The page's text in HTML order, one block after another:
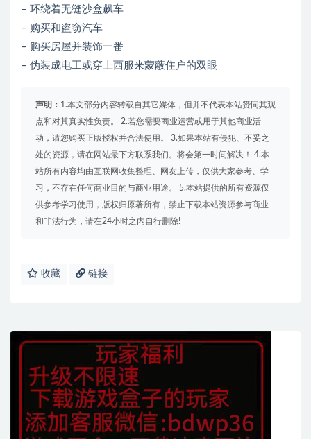
– 环绕着无缝沙盒飙车
– 购买和盗窃汽车
– 购买房屋并装饰一番
– 伪装成电工或穿上西服来蒙蔽住户的双眼
声明： 1.本文部分内容转载自其它媒体，但并不代表本站赞同其观
点和对其真实性负责。 2.若您需要商业运营或用于其他商业活
动，请您购买正版授权并合法使用。 3.如果本站有侵犯、不妥之
处的资源，请在网站最下方联系我们。将会第一时间解决！ 4.本
站所有内容均由互联网收集整理、网友上传，仅供大家参考、学
习，不存在任何商业目的与商业用途。 5.本站提供的所有资源仅
供参考学习使用，版权归原著所有，禁止下载本站资源参与商业
和非法行为，请在24小时之内自行删除!
收藏 链接